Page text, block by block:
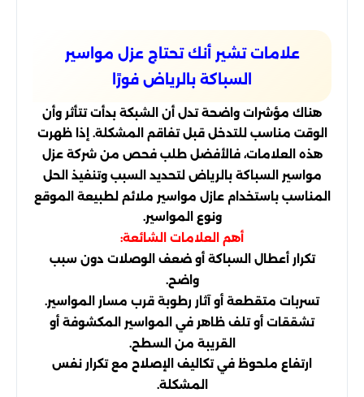
علامات تشير أنك تحتاج عزل مواسير
السباكة بالرياض فورًا
هناك مؤشرات واضحة تدل أن الشبكة بدأت تتأثر وأن
الوقت مناسب للتدخل قبل تفاقم المشكلة. إذا ظهرت
هذه العلامات، فالأفضل طلب فحص من شركة عزل
مواسير السباكة بالرياض لتحديد السبب وتنفيذ الحل
المناسب باستخدام عازل مواسير ملائم لطبيعة الموقع
ونوع المواسير.
أهم العلامات الشائعة:
تكرار أعطال السباكة أو ضعف الوصلات دون سبب
واضح.
تسربات متقطعة أو آثار رطوبة قرب مسار المواسير.
تشققات أو تلف ظاهر في المواسير المكشوفة أو
القريبة من السطح.
ارتفاع ملحوظ في تكاليف الإصلاح مع تكرار نفس
المشكلة.